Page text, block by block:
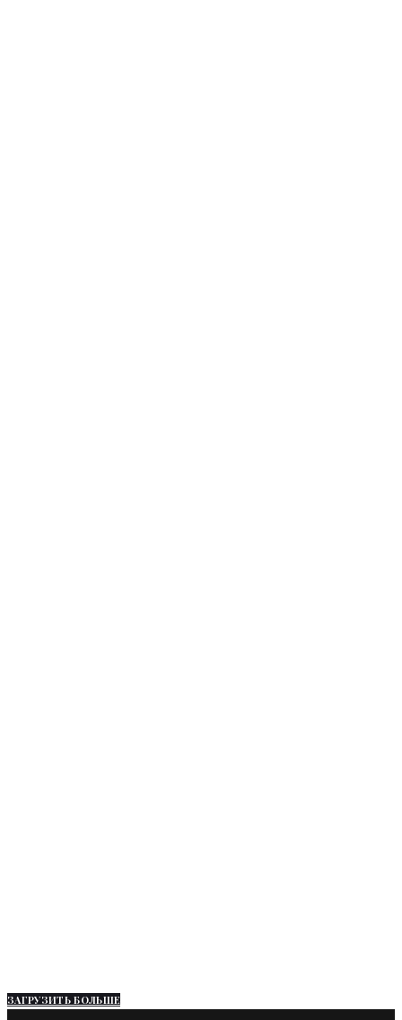
ЗАГРУЗИТЬ БОЛЬШЕ